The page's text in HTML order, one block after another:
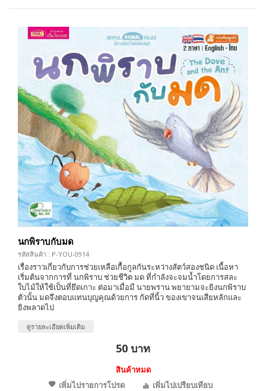
นกพิราบกับมด
รหัสสินค้า : P-YOU-0914
เรื่องราวเกี่ยวกับการช่วยเหลือเกื้อกูลกันระหว่างสัตว์สองชนิด เนื้อหา
เริ่มต้นจากการที่ นกพิราบ ช่วยชีวิต มด ที่กำลังจะจมน้ำโดยการสละ
ใบไม้ให้ใช้เป็นที่ยึดเกาะ ต่อมาเมื่อมี นายพราน พยายามจะยิงนกพิราบ
ตัวนั้น มดจึงตอบแทนบุญคุณด้วยการ กัดที่นิ้ว ของเขาจนเสียหลักและ
ยิงพลาดไป
ดูรายละเอียดเพิ่มเติม
50 บาท
สินค้าหมด
เพิ่มไปรายการโปรด
เพิ่มไปเปรียบเทียบ